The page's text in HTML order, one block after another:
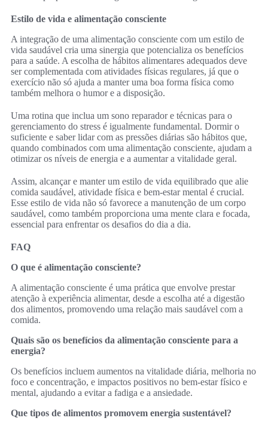
Estilo de vida e alimentação consciente
A integração de uma alimentação consciente com um estilo de
vida saudável cria uma sinergia que potencializa os benefícios
para a saúde. A escolha de hábitos alimentares adequados deve
ser complementada com atividades físicas regulares, já que o
exercício não só ajuda a manter uma boa forma física como
também melhora o humor e a disposição.
Uma rotina que inclua um sono reparador e técnicas para o
gerenciamento do stress é igualmente fundamental. Dormir o
suficiente e saber lidar com as pressões diárias são hábitos que,
quando combinados com uma alimentação consciente, ajudam a
otimizar os níveis de energia e a aumentar a vitalidade geral.
Assim, alcançar e manter um estilo de vida equilibrado que alie
comida saudável, atividade física e bem-estar mental é crucial.
Esse estilo de vida não só favorece a manutenção de um corpo
saudável, como também proporciona uma mente clara e focada,
essencial para enfrentar os desafios do dia a dia.
FAQ
O que é alimentação consciente?
A alimentação consciente é uma prática que envolve prestar
atenção à experiência alimentar, desde a escolha até a digestão
dos alimentos, promovendo uma relação mais saudável com a
comida.
Quais são os benefícios da alimentação consciente para a
energia?
Os benefícios incluem aumentos na vitalidade diária, melhoria no
foco e concentração, e impactos positivos no bem-estar físico e
mental, ajudando a evitar a fadiga e a ansiedade.
Que tipos de alimentos promovem energia sustentável?